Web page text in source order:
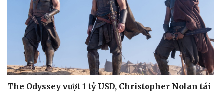
Tư vấn
Săn Tour
check-in
Câu chuyện thời sự
Đọc truyện đêm khuya
Cửa sổ tình yêu
Kể chuyện cho bé
Hạt giống tâm hồn
The Odyssey vượt 1 tỷ USD, Christopher Nolan tái